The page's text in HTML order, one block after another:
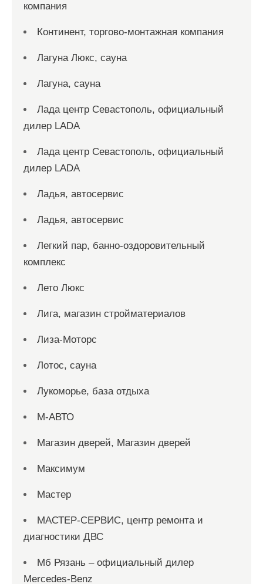
компания
Континент, торгово-монтажная компания
Лагуна Люкс, сауна
Лагуна, сауна
Лада центр Севастополь, официальный
дилер LADA
Лада центр Севастополь, официальный
дилер LADA
Ладья, автосервис
Ладья, автосервис
Легкий пар, банно-оздоровительный
комплекс
Лето Люкс
Лига, магазин стройматериалов
Лиза-Моторс
Лотос, сауна
Лукоморье, база отдыха
М-АВТО
Магазин дверей, Магазин дверей
Максимум
Мастер
МАСТЕР-СЕРВИС, центр ремонта и
диагностики ДВС
Мб Рязань – официальный дилер
Mercedes-Benz